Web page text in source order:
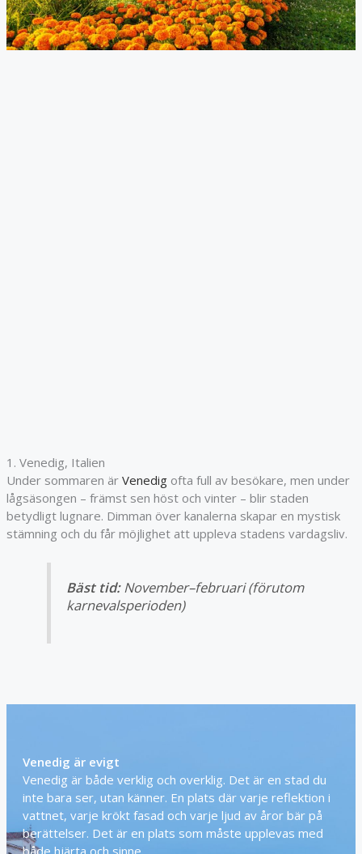
1. Venedig, Italien
Under sommaren ärVenedig ofta full av besökare, men under
lågsäsongen – främst sen höst och vinter – blir staden
betydligt lugnare. Dimman över kanalerna skapar en mystisk
stämning och du får möjlighet att uppleva stadens vardagsliv.
Bäst tid:November–februari (förutom
karnevalsperioden)
Venedig är evigt
Venedig ärbådeverkligochoverklig. Det ären stad du
intebara ser,utankänner. Enplats därvarjereflektioni
vattnet,varjekröktfasadochvarjeljudav årorbärpå
berättelser. Detärenplats sommåsteupplevasmed